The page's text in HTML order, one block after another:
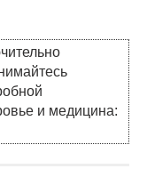
и медицина: